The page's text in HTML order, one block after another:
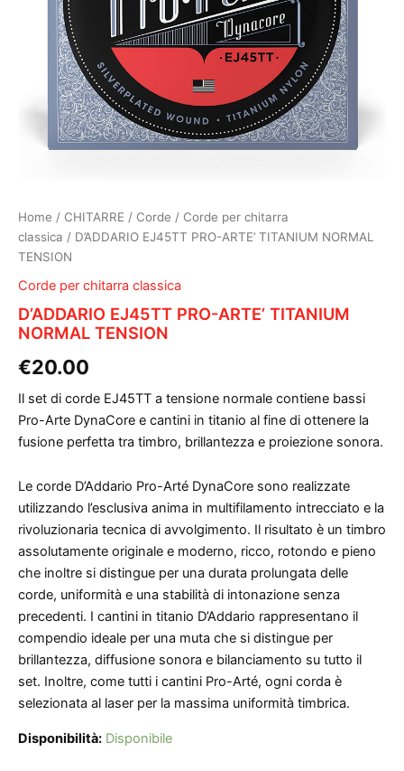
Home / CHITARRE / Corde / Corde per chitarra
classica / D’ADDARIO EJ45TT PRO-ARTE’ TITANIUM NORMAL
TENSION
Corde per chitarra classica
D’ADDARIO EJ45TT PRO-ARTE’ TITANIUM
NORMAL TENSION
€20.00
Il set di corde EJ45TT a tensione normale contiene bassi
Pro-Arte DynaCore e cantini in titanio al fine di ottenere la
fusione perfetta tra timbro, brillantezza e proiezione sonora.
Le corde D’Addario Pro-Arté DynaCore sono realizzate
utilizzando l’esclusiva anima in multifilamento intrecciato e la
rivoluzionaria tecnica di avvolgimento. Il risultato è un timbro
assolutamente originale e moderno, ricco, rotondo e pieno
che inoltre si distingue per una durata prolungata delle
corde, uniformità e una stabilità di intonazione senza
precedenti. I cantini in titanio D’Addario rappresentano il
compendio ideale per una muta che si distingue per
brillantezza, diffusione sonora e bilanciamento su tutto il
set. Inoltre, come tutti i cantini Pro-Arté, ogni corda è
selezionata al laser per la massima uniformità timbrica.
Disponibilità: Disponibile